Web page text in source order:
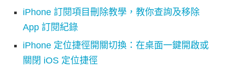
iPhone 訂閱項目刪除教學，教你查詢及移除
App 訂閱紀錄
iPhone 定位捷徑開關切換：在桌面一鍵開啟或
關閉 iOS 定位捷徑